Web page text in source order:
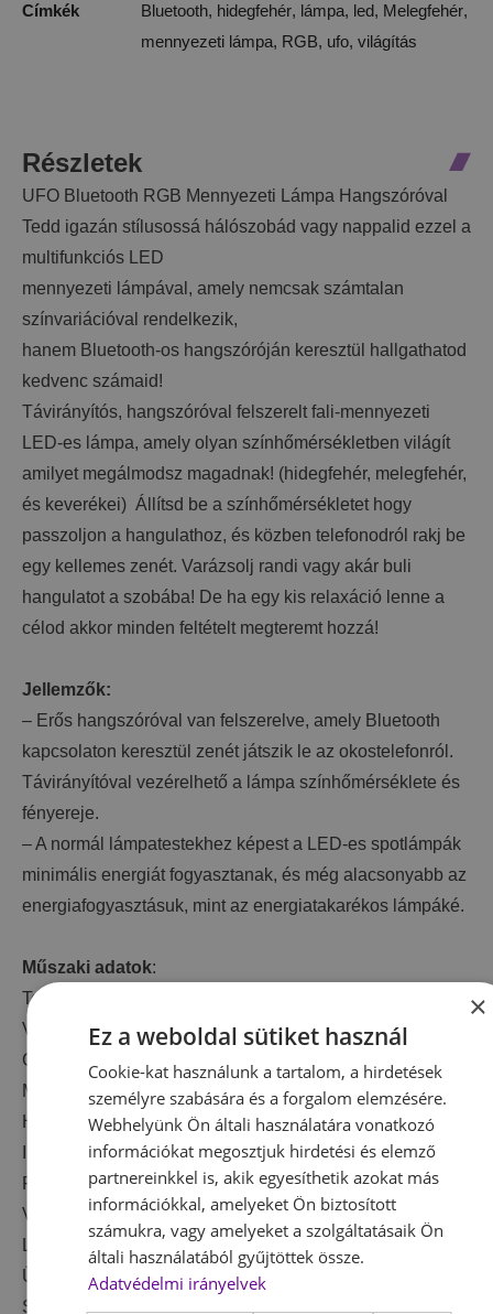
Címkék
Bluetooth, hidegfehér, lámpa, led, Melegfehér,
mennyezeti lámpa, RGB, ufo, világítás
Részletek
UFO Bluetooth RGB Mennyezeti Lámpa Hangszóróval
Tedd igazán stílusossá hálószobád vagy nappalid ezzel a
multifunkciós LED
mennyezeti lámpával, amely nemcsak számtalan
színvariációval rendelkezik,
hanem Bluetooth-os hangszóróján keresztül hallgathatod
kedvenc számaid!
Távirányítós, hangszóróval felszerelt fali-mennyezeti
LED-es lámpa, amely olyan színhőmérsékletben világít
amilyet megálmodsz magadnak! (hidegfehér, melegfehér,
és keverékei) Állítsd be a színhőmérsékletet hogy
passzoljon a hangulathoz, és közben telefonodról rakj be
egy kellemes zenét. Varázsolj randi vagy akár buli
hangulatot a szobába! De ha egy kis relaxáció lenne a
célod akkor minden feltételt megteremt hozzá!
Jellemzők:
– Erős hangszóróval van felszerelve, amely Bluetooth
kapcsolaton keresztül zenét játszik le az okostelefonról.
Távirányítóval vezérelhető a lámpa színhőmérséklete és
fényereje.
– A normál lámpatestekhez képest a LED-es spotlámpák
minimális energiát fogyasztanak, és még alacsonyabb az
energiafogyasztásuk, mint az energiatakarékos lámpáké.
Műszaki adatok:
Teljesítmény 24W (szabályozható dimmelhető)
Világítás típus: LED – SMD
Gyújtási idő: <1s
Megvilágítási terület: 10-15 m2
Hálózati frekvencia: 50Hz
Indítási idő akár 60%: 1s
Fényáram: 100LM / W
Védettség: IP20
Lámpaernyő anyaga: Akril
Üzemi feszültség: 110-240V / 185-240V
Színhőmérséklet: 3000K + 4500K + 6000K
×
Ez a weboldal sütiket használ
Cookie-kat használunk a tartalom, a hirdetések
személyre szabására és a forgalom elemzésére.
Webhelyünk Ön általi használatára vonatkozó
információkat megosztjuk hirdetési és elemző
partnereinkkel is, akik egyesíthetik azokat más
információkkal, amelyeket Ön biztosított
számukra, vagy amelyeket a szolgáltatásaik Ön
általi használatából gyűjtöttek össze.
Adatvédelmi irányelvek